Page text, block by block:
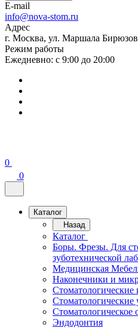
E-mail
info@nova-stom.ru
Адрес
г. Москва, ул. Маршала
Режим работы
Ежедневно: с 9:00 до 20:00
0
0
Каталог
Назад
Каталог
Боры. Фрезы. Для
зуботехнической
Медицинская
Наконечники и
Стоматологические
Стоматологическое
Эндодонтия